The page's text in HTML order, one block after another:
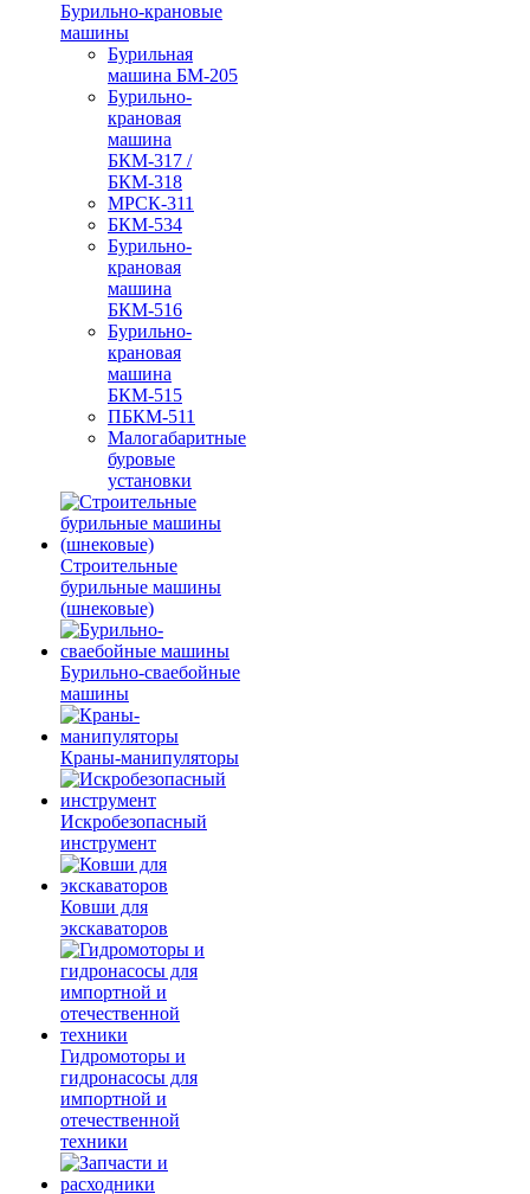
Бурильно-крановые
машины
Бурильная
машина БМ-205
Бурильно-
крановая
машина
БКМ-317 /
БКМ-318
МРСК-311
БКМ-534
Бурильно-
крановая
машина
БКМ-516
Бурильно-
крановая
машина
БКМ-515
ПБКМ-511
Малогабаритные
буровые
установки
Строительные
бурильные машины
(шнековые)
Бурильно-сваебойные
машины
Краны-манипуляторы
Искробезопасный
инструмент
Ковши для
экскаваторов
Гидромоторы и
гидронасосы для
импортной и
отечественной
техники